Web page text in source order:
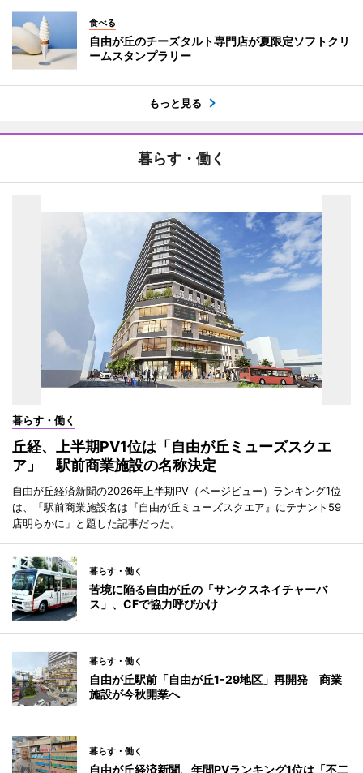
食べる
自由が丘のチーズタルト専門店が夏限定ソフトクリ
ームスタンプラリー
もっと見る
暮らす・働く
暮らす・働く
丘経、上半期PV1位は「自由が丘ミューズスクエ
ア」 駅前商業施設の名称決定
自由が丘経済新聞の2026年上半期PV（ページビュー）ランキング1位
は、「駅前商業施設名は『自由が丘ミューズスクエア』にテナント59
店明らかに」と題した記事だった。
暮らす・働く
苦境に陥る自由が丘の「サンクスネイチャーバ
ス」、CFで協力呼びかけ
暮らす・働く
自由が丘駅前「自由が丘1-29地区」再開発 商業
施設が今秋開業へ
暮らす・働く
自由が丘経済新聞、年間PVランキング1位は「不二